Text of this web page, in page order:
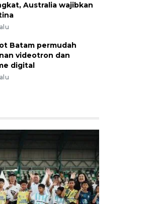
Australia wajibkan
Batam permudah
videotron dan
digital